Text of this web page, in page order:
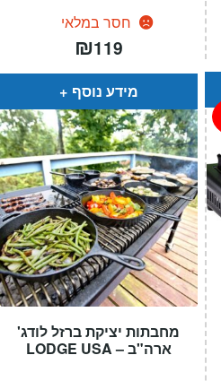
חסר במלאי
₪119
מידע נוסף
מחבתות יציקת ברזל לודג'
ארה"ב – LODGE USA